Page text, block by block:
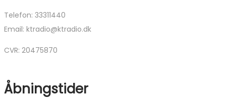
Telefon: 33311440
Email: ktradio@ktradio.dk
CVR: 20475870
Åbningstider